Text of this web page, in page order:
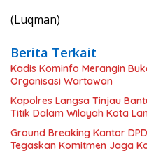
(Luqman)
Berita Terkait
Kadis Kominfo Merangin
Organisasi Wartawan
Kapolres Langsa Tinjau
Titik Dalam Wilayah Kota
Ground Breaking Kantor
Tegaskan Komitmen Jaga